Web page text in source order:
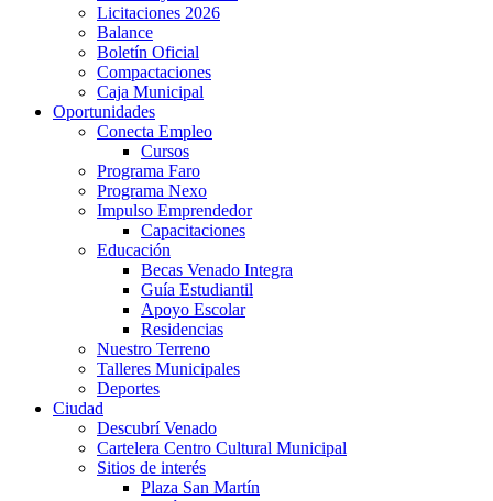
Licitaciones 2026
Balance
Boletín Oficial
Compactaciones
Caja Municipal
Oportunidades
Conecta Empleo
Cursos
Programa Faro
Programa Nexo
Impulso Emprendedor
Capacitaciones
Educación
Becas Venado Integra
Guía Estudiantil
Apoyo Escolar
Residencias
Nuestro Terreno
Talleres Municipales
Deportes
Ciudad
Descubrí Venado
Cartelera Centro Cultural Municipal
Sitios de interés
Plaza San Martín